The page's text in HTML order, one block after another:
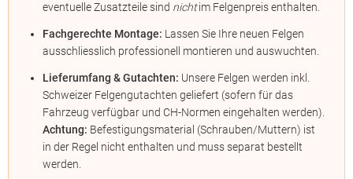
eventuelle Zusatzteile sind nichtim Felgenpreis enthalten.
Fachgerechte Montage: Lassen Sie Ihre neuen Felgen
ausschliesslich professionell montieren und auswuchten.
Lieferumfang & Gutachten: Unsere Felgen werden inkl.
Schweizer Felgengutachten geliefert (sofern für das
Fahrzeug verfügbar und CH-Normen eingehalten werden).
Achtung: Befestigungsmaterial (Schrauben/Muttern) ist
in der Regel nicht enthalten und muss separat bestellt
werden.